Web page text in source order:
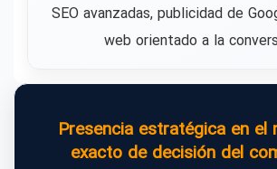
SEO avanzadas, publicidad de
web orientado a la
Presencia estratégica en el
exacto de decisión del